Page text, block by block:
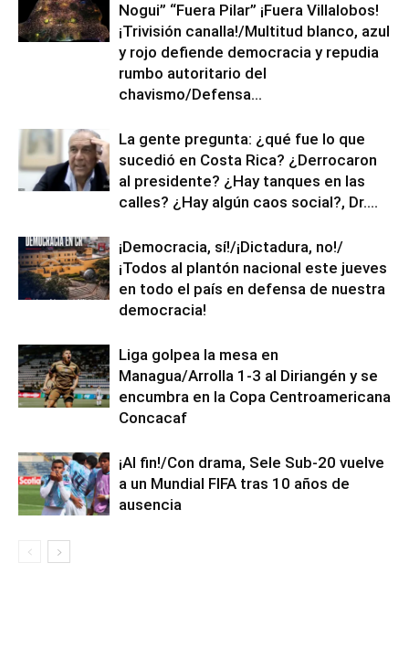
Nogui” “Fuera Pilar” ¡Fuera Villalobos!
¡Trivisión canalla!/Multitud blanco, azul
y rojo defiende democracia y repudia
rumbo autoritario del
chavismo/Defensa...
La gente pregunta: ¿qué fue lo que
sucedió en Costa Rica? ¿Derrocaron
al presidente? ¿Hay tanques en las
calles? ¿Hay algún caos social?, Dr....
¡Democracia, sí!/¡Dictadura, no!/
¡Todos al plantón nacional este jueves
en todo el país en defensa de nuestra
democracia!
Liga golpea la mesa en
Managua/Arrolla 1-3 al Diriangén y se
encumbra en la Copa Centroamericana
Concacaf
¡Al fin!/Con drama, Sele Sub-20 vuelve
a un Mundial FIFA tras 10 años de
ausencia